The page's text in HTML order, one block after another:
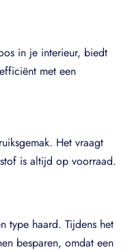
in je interieur, biedt
met een
Het vraagt
is altijd op voorraad.
type haard. Tijdens het
besparen, omdat een